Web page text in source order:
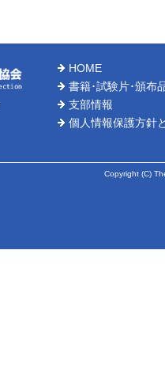
HOME
書籍･試験片･頒布
支部情報
個人情報保護方針
Copyright (C)